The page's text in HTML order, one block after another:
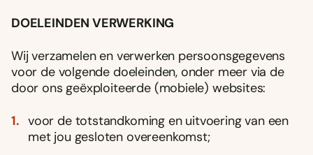
DOELEINDEN VERWERKING
Wij verzamelen en verwerken persoonsgegevens
voor de volgende doeleinden, onder meer via de
door ons geëxploiteerde (mobiele) websites:
voor de totstandkoming en uitvoering van een
met jou gesloten overeenkomst;